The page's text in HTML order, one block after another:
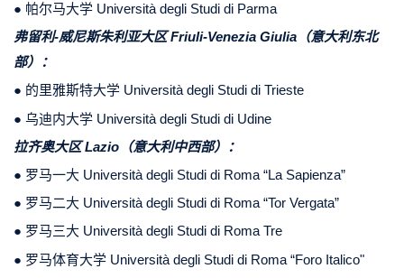
● 帕尔马大学 Università degli Studi di Parma
弗留利-威尼斯朱利亚大区 Friuli-Venezia Giulia（意大利东北
部）：
● 的里雅斯特大学 Università degli Studi di Trieste
● 乌迪内大学 Università degli Studi di Udine
拉齐奥大区 Lazio（意大利中西部）：
● 罗马一大 Università degli Studi di Roma “La Sapienza”
● 罗马二大 Università degli Studi di Roma “Tor Vergata”
● 罗马三大 Università degli Studi di Roma Tre
● 罗马体育大学 Università degli Studi di Roma “Foro Italico"